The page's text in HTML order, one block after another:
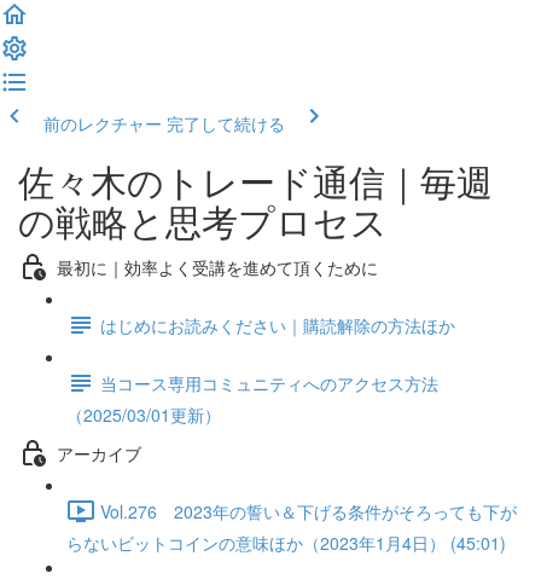
前のレクチャー 完了して続ける
佐々木のトレード通信｜毎週
の戦略と思考プロセス
最初に｜効率よく受講を進めて頂くために
はじめにお読みください｜購読解除の方法ほか
当コース専用コミュニティへのアクセス方法
（2025/03/01更新）
アーカイブ
Vol.276 2023年の誓い＆下げる条件がそろっても下が
らないビットコインの意味ほか（2023年1月4日） (45:01)